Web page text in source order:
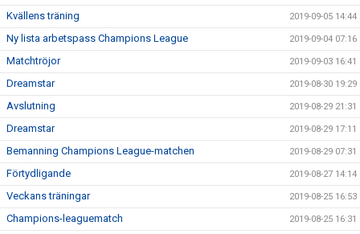
Kvällens träning 2019-09-05 14:44
Ny lista arbetspass Champions League 2019-09-04 07:16
Matchtröjor 2019-09-03 16:41
Dreamstar 2019-08-30 19:29
Avslutning 2019-08-29 21:31
Dreamstar 2019-08-29 17:11
Bemanning Champions League-matchen 2019-08-29 07:31
Förtydligande 2019-08-27 14:14
Veckans träningar 2019-08-25 16:53
Champions-leaguematch 2019-08-25 16:31